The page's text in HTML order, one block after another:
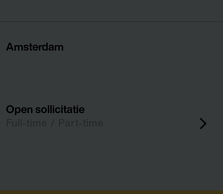
Amsterdam
Open sollicitatie